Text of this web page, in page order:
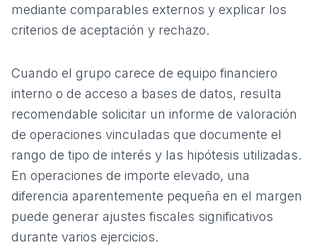
mediante comparables externos y explicar los
criterios de aceptación y rechazo.
Cuando el grupo carece de equipo financiero
interno o de acceso a bases de datos, resulta
recomendable solicitar un informe de valoración
de operaciones vinculadas que documente el
rango de tipo de interés y las hipótesis utilizadas.
En operaciones de importe elevado, una
diferencia aparentemente pequeña en el margen
puede generar ajustes fiscales significativos
durante varios ejercicios.